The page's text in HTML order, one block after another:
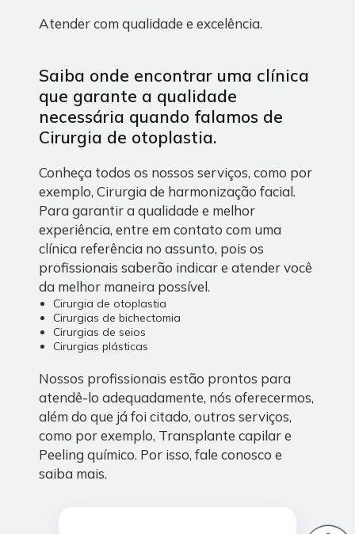
Atender com qualidade e excelência.
Saiba onde encontrar uma clínica
que garante a qualidade
necessária quando falamos de
Cirurgia de otoplastia.
Conheça todos os nossos serviços, como por
exemplo, Cirurgia de harmonização facial.
Para garantir a qualidade e melhor
experiência, entre em contato com uma
clínica referência no assunto, pois os
profissionais saberão indicar e atender você
da melhor maneira possível.
Cirurgia de otoplastia
Cirurgias de bichectomia
Cirurgias de seios
Cirurgias plásticas
Nossos profissionais estão prontos para
atendê-lo adequadamente, nós oferecermos,
além do que já foi citado, outros serviços,
como por exemplo, Transplante capilar e
Peeling químico. Por isso, fale conosco e
saiba mais.